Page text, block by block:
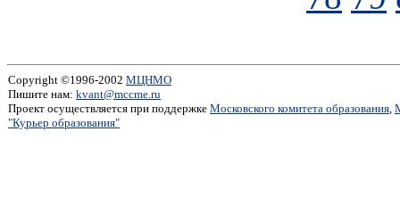
Copyright ©1996-2002 МЦНМО
Пишите нам: kvant@mccme.ru
Проект осуществляется при поддержке Московского комитета образования,
"Курьер образования"